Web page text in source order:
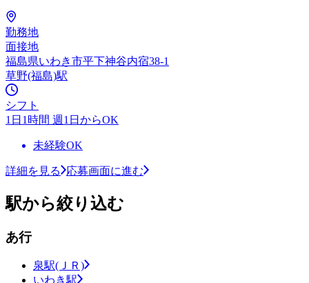
勤務地
面接地
福島県いわき市平下神谷内宿38-1
草野(福島)駅
シフト
1日1時間 週1日からOK
未経験OK
詳細を見る 応募画面に進む
駅から絞り込む
あ行
泉駅(ＪＲ)
いわき駅